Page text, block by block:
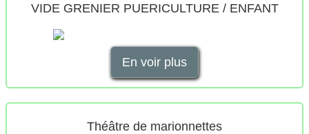
VIDE GRENIER PUERICULTURE / ENFANT
En voir plus
Théâtre de marionnettes